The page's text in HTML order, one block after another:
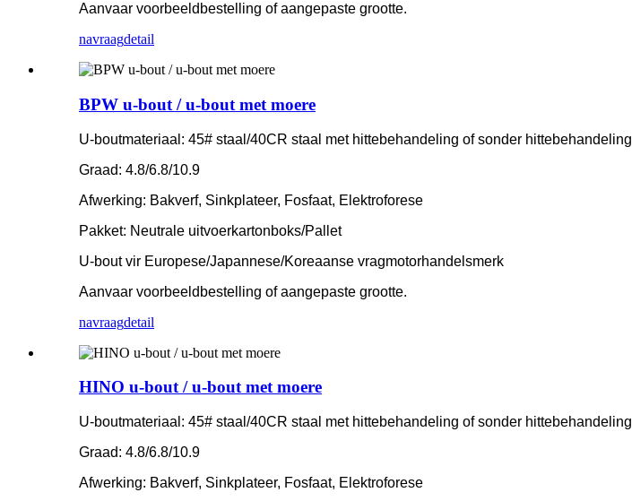
Aanvaar voorbeeldbestelling of aangepaste grootte.
navraagdetail
BPW u-bout / u-bout met moere
U-boutmateriaal: 45# staal/40CR staal met hittebehandeling of sonder hittebehandeling
Graad: 4.8/6.8/10.9
Afwerking: Bakverf, Sinkplateer, Fosfaat, Elektroforese
Pakket: Neutrale uitvoerkartonboks/Pallet
U-bout vir Europese/Japannese/Koreaanse vragmotorhandelsmerk
Aanvaar voorbeeldbestelling of aangepaste grootte.
navraagdetail
HINO u-bout / u-bout met moere
U-boutmateriaal: 45# staal/40CR staal met hittebehandeling of sonder hittebehandeling
Graad: 4.8/6.8/10.9
Afwerking: Bakverf, Sinkplateer, Fosfaat, Elektroforese